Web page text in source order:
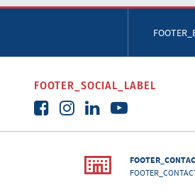
FOOTER_SOCIAL_LABEL